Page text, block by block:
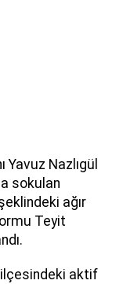
Nazlıgül
sokulan
ağır
Teyit
aktif